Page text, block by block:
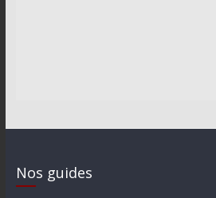
Nos guides